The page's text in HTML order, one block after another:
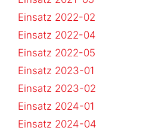
Einsatz 2022-02
Einsatz 2022-04
Einsatz 2022-05
Einsatz 2023-01
Einsatz 2023-02
Einsatz 2024-01
Einsatz 2024-04